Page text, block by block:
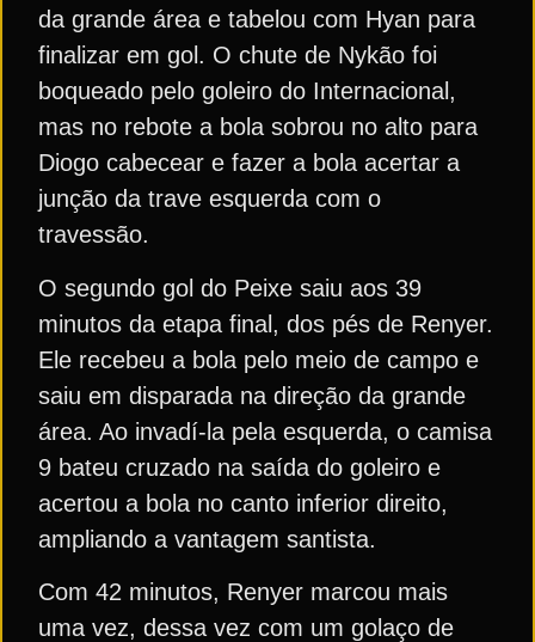
da grande área e tabelou com Hyan para
finalizar em gol. O chute de Nykão foi
boqueado pelo goleiro do Internacional,
mas no rebote a bola sobrou no alto para
Diogo cabecear e fazer a bola acertar a
junção da trave esquerda com o
travessão.
O segundo gol do Peixe saiu aos 39
minutos da etapa final, dos pés de Renyer.
Ele recebeu a bola pelo meio de campo e
saiu em disparada na direção da grande
área. Ao invadí-la pela esquerda, o camisa
9 bateu cruzado na saída do goleiro e
acertou a bola no canto inferior direito,
ampliando a vantagem santista.
Com 42 minutos, Renyer marcou mais
uma vez, dessa vez com um golaço de